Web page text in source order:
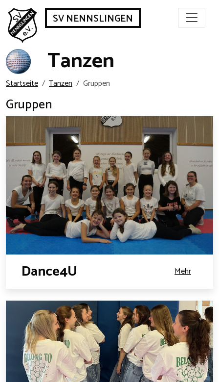
SV NENNSLINGEN
Tanzen
Startseite Tanzen Gruppen
Gruppen
Dance4U Mehr